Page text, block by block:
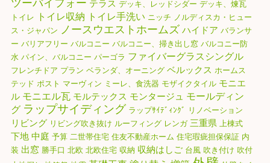
テラス デッキ、レッドシダー デッキ、煉瓦
トイレ トイレ収納 トイレ手洗い ニッチ ノルディスカ・ヒュー
ス・ジャパン ノースウエストホームズハイドア バランサ
ー バリアフリー バルコニー バルコニー、掃き出し窓 バルコニー防
水 パイン、バルコニー パーゴラ ファイバーグラスシングル
フレンチドア プラン ベランダ、オーニング ベルックス ホームス
テッド ポスト マーヴィン ミーレ、食洗器 モザイクタイル モニエ
ル モニエル瓦 モルテックス モンタージュ モールディン
グ ラップサイディング ラップｻｲﾃﾞｨﾝｸﾞ リノベーション
リビング リビング吹き抜け ルーフィング レンガ 三重県 上棟式
下地中庭 予算 二世帯住宅 住友不動産ホーム 住宅瑕疵担保保証 内
装 出窓 勝手口 北欧 北欧住宅 収納 収納はしご 台風 吹き付け 吹付